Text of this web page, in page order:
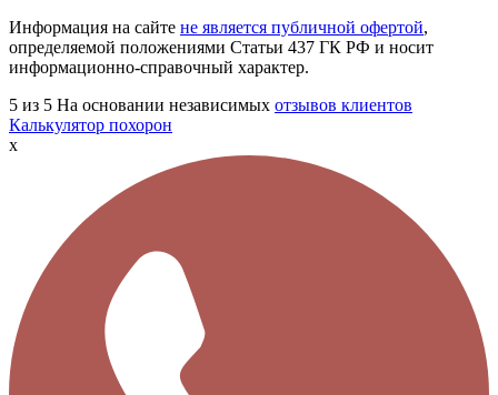
Информация на сайте не является публичной офертой,
определяемой положениями Статьи 437 ГК РФ и носит
информационно-справочный характер.
5 из 5 На основании независимых отзывов клиентов
Калькулятор похорон
x